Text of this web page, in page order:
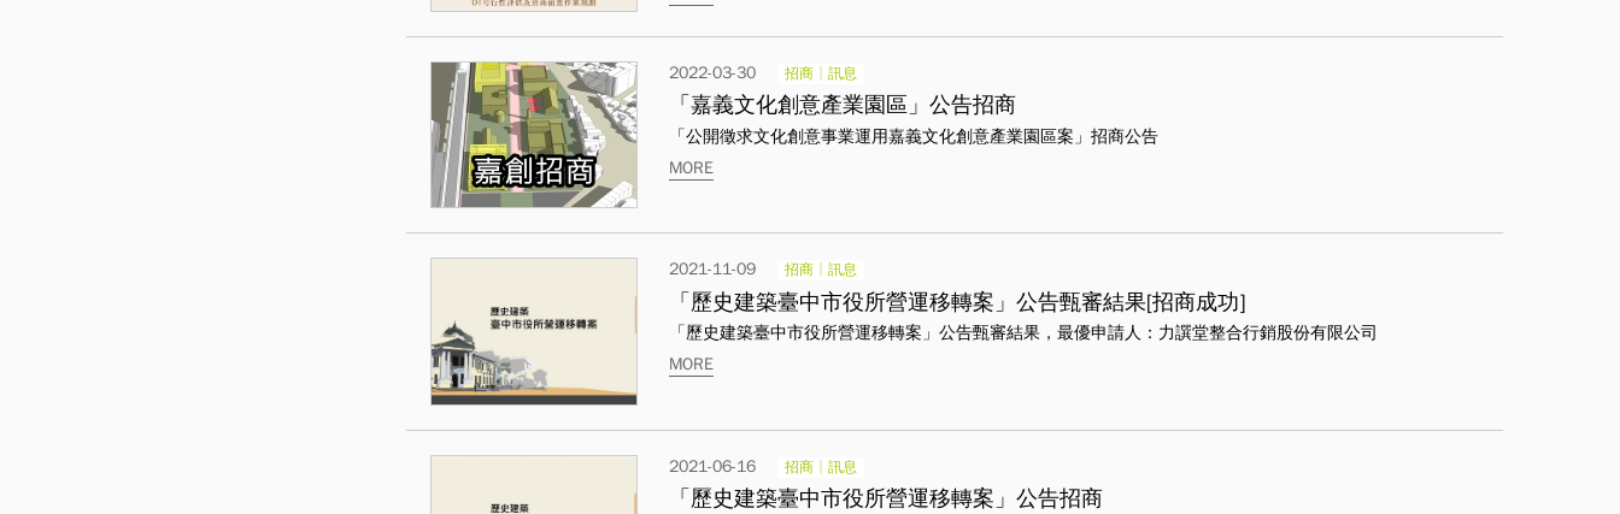
2022-03-30 招商│訊息
「嘉義文化創意產業園區」公告招商
「公開徵求文化創意事業運用嘉義文化創意產業園區案」招商公告
MORE
2021-11-09 招商│訊息
「歷史建築臺中市役所營運移轉案」公告甄審結果[招商成功]
「歷史建築臺中市役所營運移轉案」公告甄審結果，最優申請人：力譔堂整合行銷股份有限公司
MORE
2021-06-16 招商│訊息
「歷史建築臺中市役所營運移轉案」公告招商